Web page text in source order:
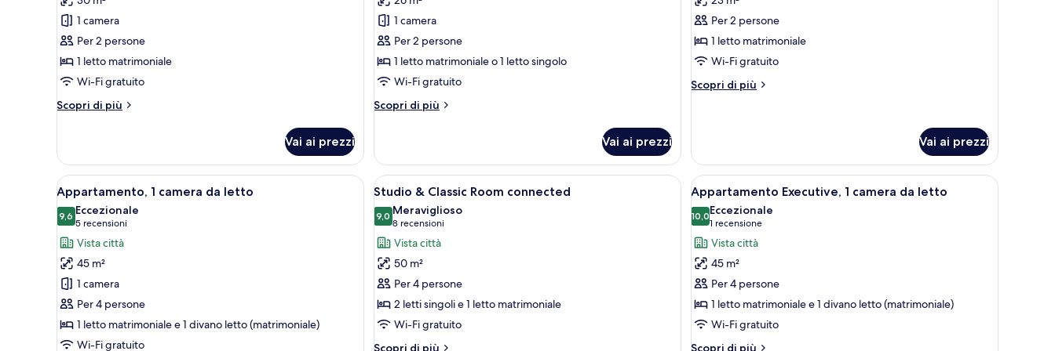
Monolocale
Executive
1 camera
Per 2 persone
1 letto matrimoniale
Wi-Fi gratuito
Scopri di più
Altri
Executive
Vai ai prezzi
Monolocale
1 camera
Per 2 persone
1 letto matrimoniale o 1 letto singolo
Wi-Fi gratuito
Scopri di più
Altri
Vai ai prezzi
Camera
Classic
Per 2 persone
1 letto matrimoniale
Wi-Fi gratuito
Scopri di più
Altri
Vai ai prezzi
Apri
tutte
le
foto
per
Appartamento,
camera
da
letto
Appartamento, 1 camera da letto | Una cassaforte in camera, una scrivania, postazione laptop
6
Appartamento, 1 camera da letto
9,69,6 su 10
Eccezionale
5 recensioni
(5
recensioni)
Vista città
45 m²
1 camera
Per 4 persone
1 letto matrimoniale e 1 divano letto (matrimoniale)
Wi-Fi gratuito
Apri
tutte
le
foto
per
Studio
&
Classic
Room
connected
Studio & Classic Room connected | Una cassaforte in camera, una scrivania, postazione laptop
6
Studio & Classic Room connected
9,09,0 su 10
Meraviglioso
8 recensioni
(8
recensioni)
Vista città
50 m²
Per 4 persone
2 letti singoli e 1 letto matrimoniale
Wi-Fi gratuito
Scopri di più
Altri
Apri
tutte
le
foto
per
Appartamento
Executive,
1
camera
da
Appartamento Executive, 1 camera da letto
7
Appartamento Executive, 1 camera da letto
10,010,0 su 10
Eccezionale
1 recensione
(1
recensione)
Vista città
45 m²
Per 4 persone
1 letto matrimoniale e 1 divano letto (matrimoniale)
Wi-Fi gratuito
Scopri di più
Altri